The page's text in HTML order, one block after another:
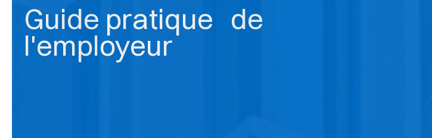
Guide pratique de
l'employeur